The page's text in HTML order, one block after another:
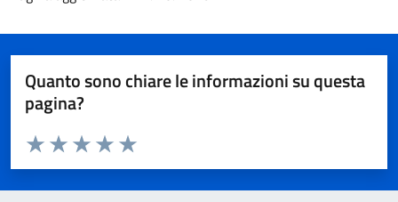
Quanto sono chiare le informazioni su questa
pagina?
Valuta da 1 a 5 stelle la pagina
Valuta 5 stelle su 5
Valuta 4 stelle su 5
Valuta 3 stelle su 5
Valuta 2 stelle su 5
Valuta 1 stelle su 5